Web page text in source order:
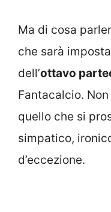
Ma di cosa
che sarà
dell’ottavo
Fantacalcio.
quello che si
simpatico,
d’eccezione.